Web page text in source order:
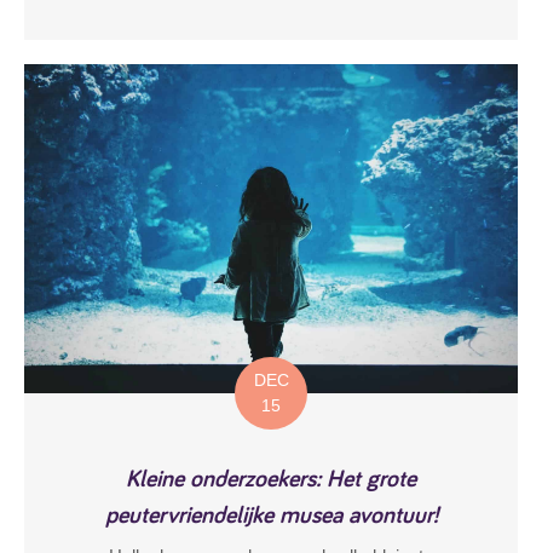
DEC
15
Kleine onderzoekers: Het grote
peutervriendelijke musea avontuur!